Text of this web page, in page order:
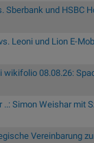
Sberbank und HSBC
Leoni und Lion E-
wikifolio 08.08.26:
Simon Weishar mit
Vereinbarung